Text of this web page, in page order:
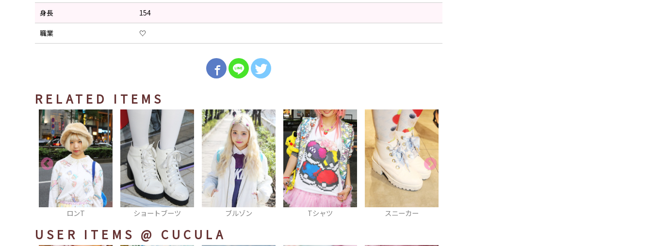
身長 154
職業 ♡
RELATED ITEMS
ショートブーツ ブルゾン Tシャツ スニーカー ロングスカート
USER ITEMS @ CUCULA